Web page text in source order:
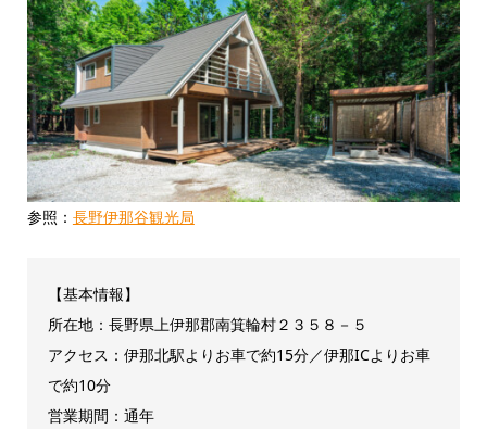
参照： 長野伊那谷観光局
【基本情報】
所在地：長野県上伊那郡南箕輪村２３５８－５
アクセス：伊那北駅よりお車で約15分／伊那ICよりお車
で約10分
営業期間：通年